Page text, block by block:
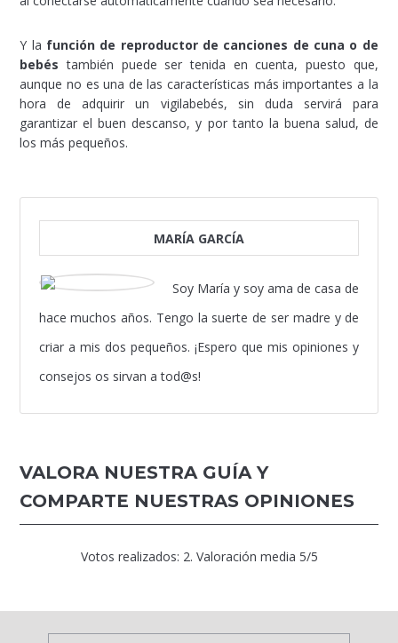
Y la función de reproductor de canciones de cuna o de
bebéstambién puede ser tenida en cuenta, puesto que,
aunque no es una de las características más importantes a la
hora de adquirir un vigilabebés, sin duda servirá para
garantizar el buen descanso, y por tanto la buena salud, de
los más pequeños.
MARÍA GARCÍA
Soy María y soy ama de casa de
hace muchos años. Tengo la suerte de ser madre y de
criar a mis dos pequeños. ¡Espero que mis opiniones y
consejos os sirvan a tod@s!
VALORA NUESTRA GUÍA Y
COMPARTE NUESTRAS OPINIONES
Votos realizados: 2. Valoración media 5/5